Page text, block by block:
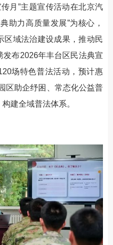
”主题宣传活动在北京汽
助力高质量发展”为核心，
区域法治建设成果，推动民
布2026年丰台区民法典宣
场特色普法活动，预计惠
区助企纾困、常态化公益普
建全域普法体系。